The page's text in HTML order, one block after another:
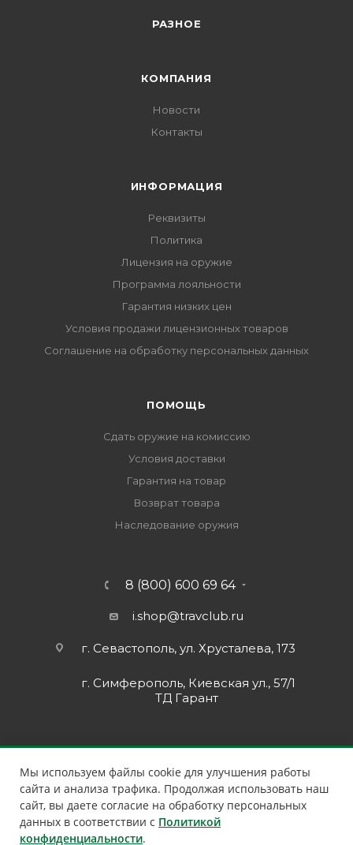
РАЗНОЕ
КОМПАНИЯ
Новости
Контакты
ИНФОРМАЦИЯ
Реквизиты
Политика
Лицензия на оружие
Программа лояльности
Гарантия низких цен
Условия продажи лицензионных товаров
Соглашение на обработку персональных данных
ПОМОЩЬ
Сдать оружие на комиссию
Условия доставки
Гарантия на товар
Возврат товара
Наследование оружия
8 (800) 600 69 64
i.shop@travclub.ru
г. Севастополь, ул. Хрусталева, 173
г. Симферополь, Киевская ул., 57/1
ТД Гарант
Мы используем файлы cookie для улучшения работы
сайта и анализа трафика. Продолжая использовать наш
сайт, вы даете согласие на обработку персональных
данных в соответствии с Политикой
конфиденциальности.